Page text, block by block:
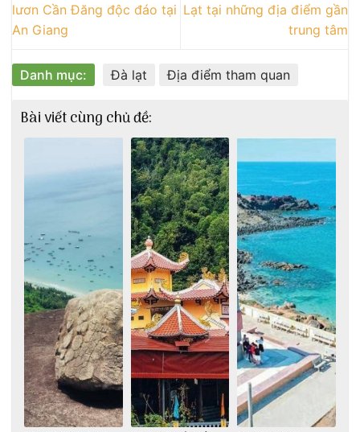
lươn Cần Đăng độc đáo tại
An Giang
Lạt tại những địa điểm gần
trung tâm
Danh mục: Đà lạt Địa điểm tham quan
Bài viết cùng chủ đề: